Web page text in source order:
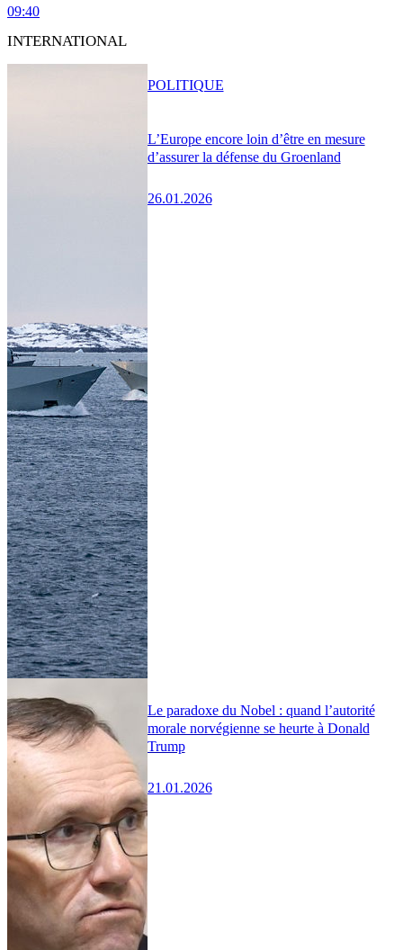
09:40
INTERNATIONAL
L’Europe encore loin d’être en mesure
d’assurer la défense du Groenland
26.01.2026
POLITIQUE
Le paradoxe du Nobel : quand l’autorité
morale norvégienne se heurte à Donald
Trump
21.01.2026